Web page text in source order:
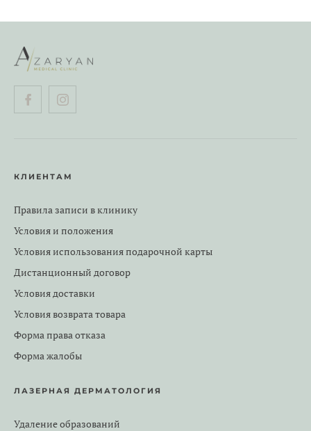
КЛИЕНТАМ
Правила записи в клинику
Условия и положения
Условия использования подарочной карты
Дистанционный договор
Условия доставки
Условия возврата товара
Форма права отказа
Форма жалобы
ЛАЗЕРНАЯ ДЕРМАТОЛОГИЯ
Удаление образований